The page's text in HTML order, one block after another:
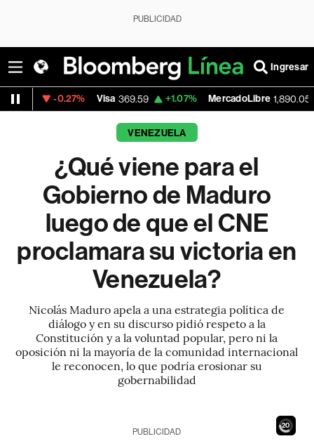
PUBLICIDAD
Ingresar
Visa 369.59 +1.07% MercadoLibre 1,890.05 -0.55%
VENEZUELA
¿Qué viene para el
Gobierno de Maduro
luego de que el CNE
proclamara su victoria en
Venezuela?
Nicolás Maduro apela a una estrategia política de
diálogo y en su discurso pidió respeto a la
Constitución y a la voluntad popular, pero ni la
oposición ni la mayoría de la comunidad internacional
le reconocen, lo que podría erosionar su
gobernabilidad
18
PUBLICIDAD